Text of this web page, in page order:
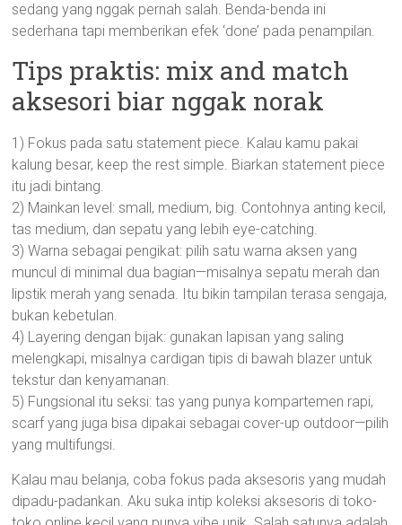
sedang yang nggak pernah salah. Benda-benda ini
sederhana tapi memberikan efek ‘done’ pada penampilan.
Tips praktis: mix and match
aksesori biar nggak norak
1) Fokus pada satu statement piece. Kalau kamu pakai
kalung besar, keep the rest simple. Biarkan statement piece
itu jadi bintang.
2) Mainkan level: small, medium, big. Contohnya anting kecil,
tas medium, dan sepatu yang lebih eye-catching.
3) Warna sebagai pengikat: pilih satu warna aksen yang
muncul di minimal dua bagian—misalnya sepatu merah dan
lipstik merah yang senada. Itu bikin tampilan terasa sengaja,
bukan kebetulan.
4) Layering dengan bijak: gunakan lapisan yang saling
melengkapi, misalnya cardigan tipis di bawah blazer untuk
tekstur dan kenyamanan.
5) Fungsional itu seksi: tas yang punya kompartemen rapi,
scarf yang juga bisa dipakai sebagai cover-up outdoor—pilih
yang multifungsi.
Kalau mau belanja, coba fokus pada aksesoris yang mudah
dipadu-padankan. Aku suka intip koleksi aksesoris di toko-